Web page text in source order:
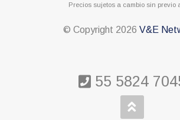
Precios sujetos a cambio sin previo
© Copyright 2026 V&E
55 5824